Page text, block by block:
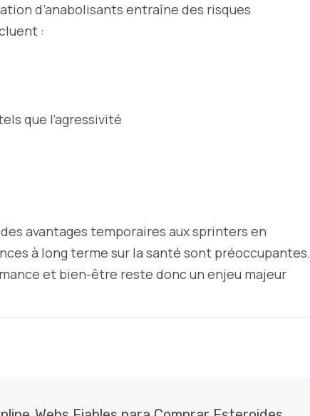
d’anabolisants entraîne des risques
:
que l’agressivité
avantages temporaires aux sprinters en
à long terme sur la santé sont préoccupantes.
et bien-être reste donc un enjeu majeur